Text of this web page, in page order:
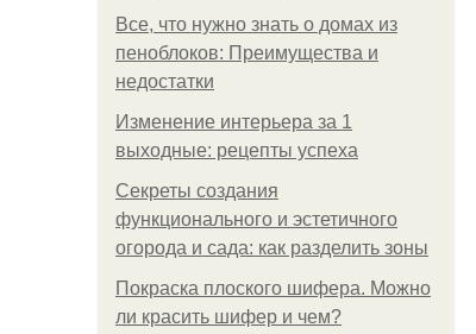
Все, что нужно знать о домах из
пеноблоков: Преимущества и
недостатки
Изменение интерьера за 1
выходные: рецепты успеха
Секреты создания
функционального и эстетичного
огорода и сада: как разделить зоны
Покраска плоского шифера. Можно
ли красить шифер и чем?